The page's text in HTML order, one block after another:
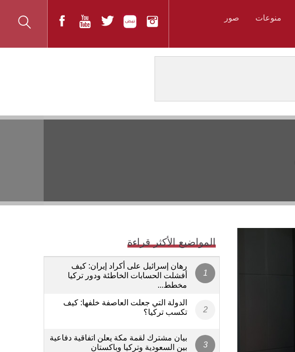
منوعات صور
المواضيع الأكثر قراءة
رهان إسرائيل على أكراد إيران: كيف
أفشلت الحسابات الخاطئة ودور تركيا
مخطط...
الدولة التي جعلت العاصفة خلفها: كيف
تكسب تركيا؟
بيان مشترك لقمة مكة يعلن اتفاقية دفاعية
بين السعودية وتركيا وباكستان